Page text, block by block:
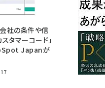
社の条件や信
タマーコード」
Japanが